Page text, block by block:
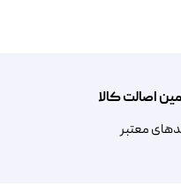
اصالت کالا
معتبر​​​​​​​